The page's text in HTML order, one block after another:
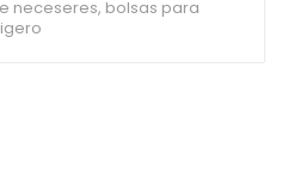
neceseres, bolsas para